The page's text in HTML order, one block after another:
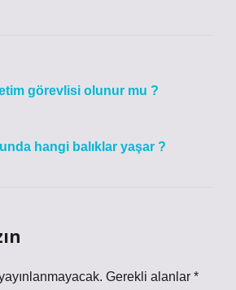
görevlisi olunur mu ?
hangi balıklar yaşar ?
Gerekli alanlar *